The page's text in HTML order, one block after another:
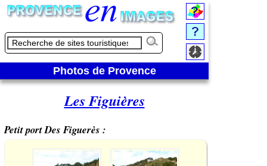
Photos de Provence
Les Figuières
Petit port Des Figuerès :